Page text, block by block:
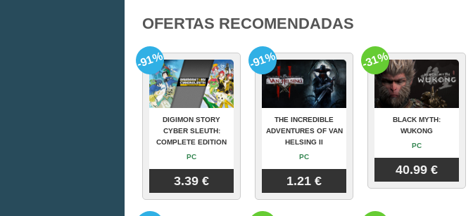
OFERTAS RECOMENDADAS
DIGIMON STORY
CYBER SLEUTH:
COMPLETE EDITION
PC
3.39 €
-91%
THE INCREDIBLE
ADVENTURES OF VAN
HELSING II
PC
1.21 €
-91%
BLACK MYTH:
WUKONG
PC
40.99 €
-31%